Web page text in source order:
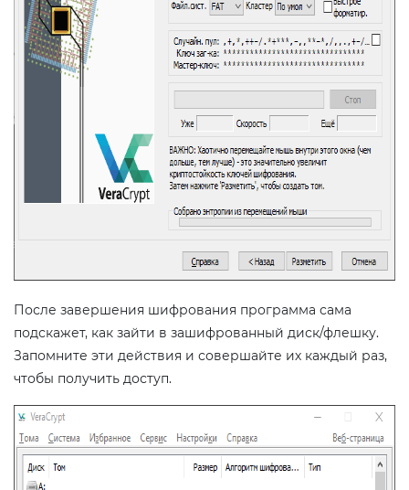
После завершения шифрования программа сама
подскажет, как зайти в зашифрованный диск/флешку.
Запомните эти действия и совершайте их каждый раз,
чтобы получить доступ.